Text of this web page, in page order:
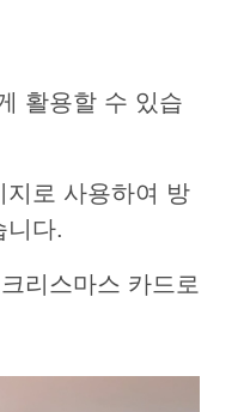
활용할 수 있습
지로 사용하여 방
니다.
리스마스 카드로